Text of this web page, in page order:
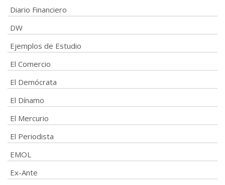
Diario Financiero
DW
Ejemplos de Estudio
El Comercio
El Demócrata
El Dínamo
El Mercurio
El Periodista
EMOL
Ex-Ante